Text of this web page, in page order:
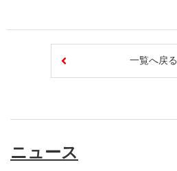
一覧へ戻る
ニュース